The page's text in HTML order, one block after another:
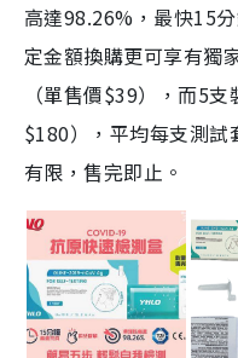
高達98.26%，最快15
定金額換購更可享有獨
（單售價$39），而5
$180），平均每支測
有限，售完即止。